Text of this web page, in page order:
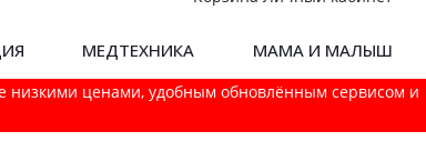
МЕДТЕХНИКА МАМА И МАЛЫШ
низкими ценами, удобным обновлённым сервисом и